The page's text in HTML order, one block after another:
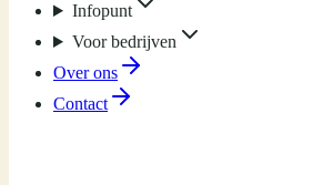
Infopunt
Voor bedrijven
Over ons
Contact